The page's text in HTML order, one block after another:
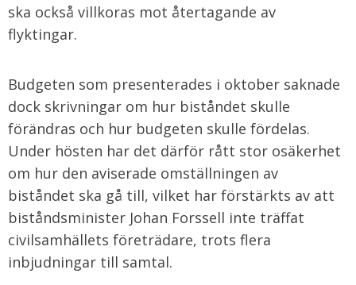
ska också villkoras mot återtagande av
flyktingar.
Budgeten som presenterades i oktober saknade
dock skrivningar om hur biståndet skulle
förändras och hur budgeten skulle fördelas.
Under hösten har det därför rått stor osäkerhet
om hur den aviserade omställningen av
biståndet ska gå till, vilket har förstärkts av att
biståndsminister Johan Forssell inte träffat
civilsamhällets företrädare, trots flera
inbjudningar till samtal.